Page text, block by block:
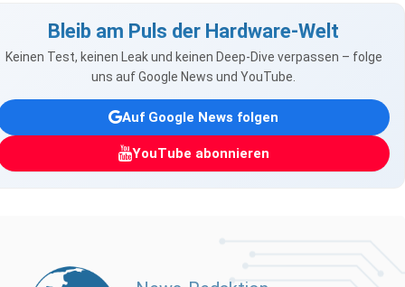
Bleib am Puls der Hardware-Welt
Keinen Test, keinen Leak und keinen Deep-Dive verpassen – folge
uns auf Google News und YouTube.
Auf Google News folgen
YouTube abonnieren